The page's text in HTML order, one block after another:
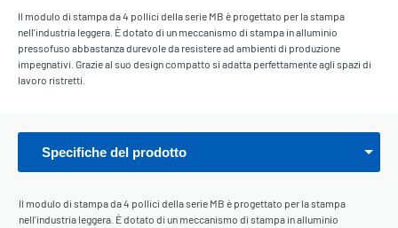
Il modulo di stampa da 4 pollici della serie MB è progettato per la stampa
nell'industria leggera. È dotato di un meccanismo di stampa in alluminio
pressofuso abbastanza durevole da resistere ad ambienti di produzione
impegnativi. Grazie al suo design compatto si adatta perfettamente agli spazi di
lavoro ristretti.
Specifiche del prodotto
Il modulo di stampa da 4 pollici della serie MB è progettato per la stampa
nell'industria leggera. È dotato di un meccanismo di stampa in alluminio